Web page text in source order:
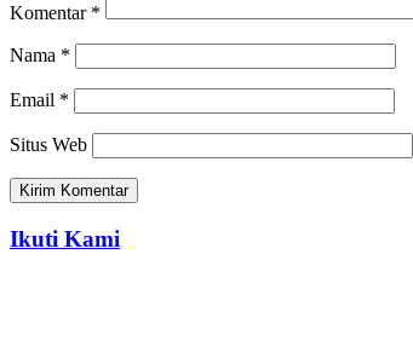
Komentar *
Nama *
Email *
Situs Web
Ikuti Kami